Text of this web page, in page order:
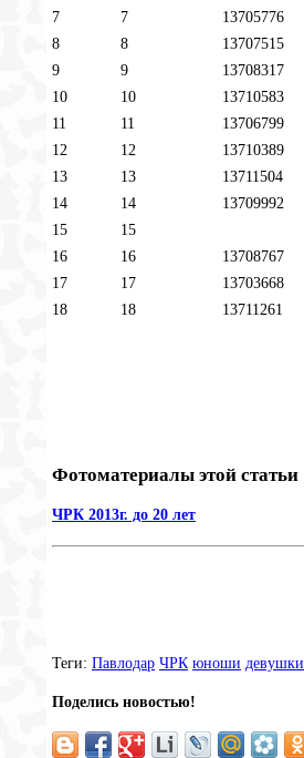
7
7 13705776
8
8 13707515
9
9 13708317
10
10 13710583
11
11 13706799
12
12 13710389
13
13 13711504
14
14 13709992
15
15
16
16 13708767
17
17 13703668
18
18 13711261
Фотоматериалы этой статьи
ЧРК 2013г. до 20 лет
Теги: Павлодар ЧРК юноши девушки
Поделись новостью!